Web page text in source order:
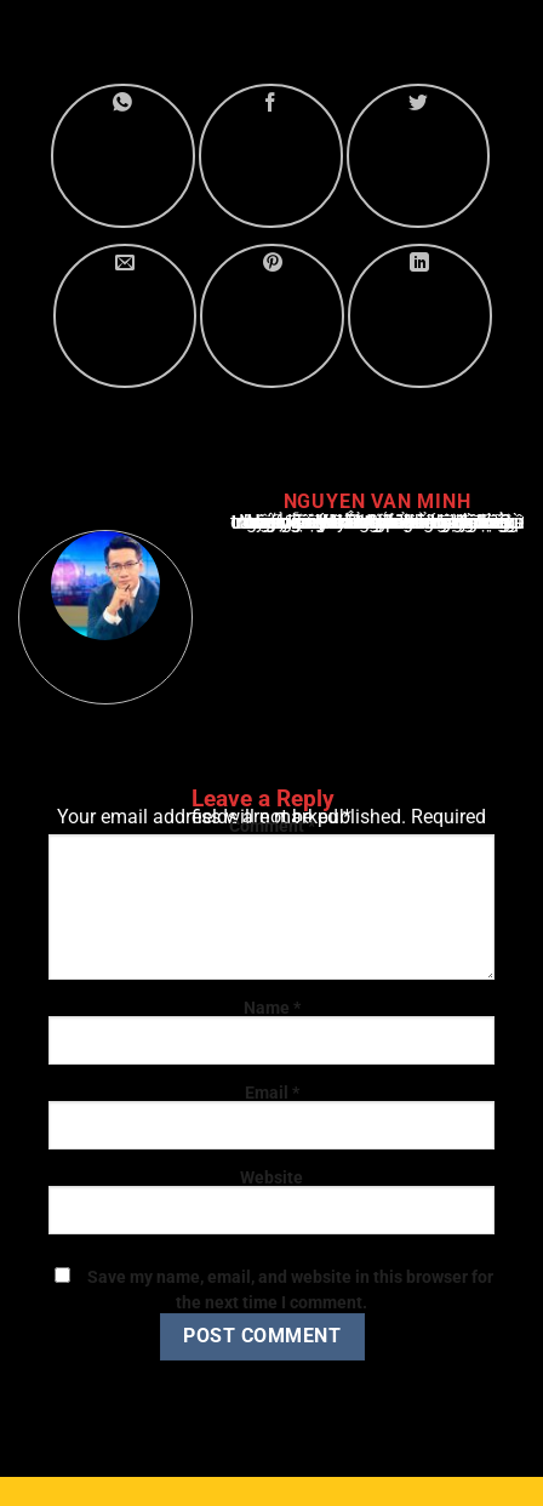
NGUYEN VAN MINH
Nguyễn Văn Minh là một trong những chuyên gia hàng đầu về báo cáo tin tức thể thao tại Việt Nam, với hơn 10 năm hoạt động trong ngành. Ông có kiến thức sâu rộng và kinh nghiệm đáng kể trong việc phân tích và báo cáo về các sự kiện thể thao hàng đầu. Sự hiểu biết sâu sắc của ông về ngành này đã giúp ông xây dựng uy tín và danh tiếng trong cộng đồng báo chí thể thao.
Leave a Reply
Your email address will not be published.
Required fields are marked*
Comment*
Name *
Email *
Website
Save my name, email, and website in this browser for
the next time I comment.